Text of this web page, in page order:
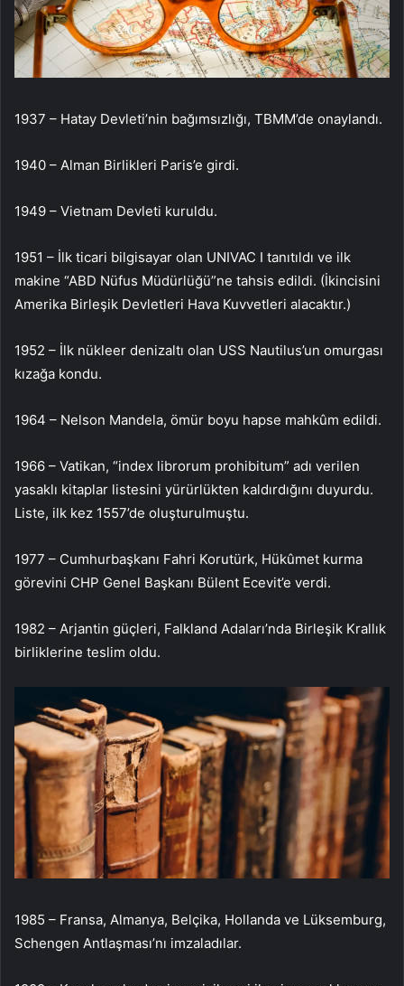
1937 – Hatay Devleti’nin bağımsızlığı, TBMM’de onaylandı.
1940 – Alman Birlikleri Paris’e girdi.
1949 – Vietnam Devleti kuruldu.
1951 – İlk ticari bilgisayar olan UNIVAC I tanıtıldı ve ilk
makine “ABD Nüfus Müdürlüğü”ne tahsis edildi. (İkincisini
Amerika Birleşik Devletleri Hava Kuvvetleri alacaktır.)
1952 – İlk nükleer denizaltı olan USS Nautilus’un omurgası
kızağa kondu.
1964 – Nelson Mandela, ömür boyu hapse mahkûm edildi.
1966 – Vatikan, “index librorum prohibitum” adı verilen
yasaklı kitaplar listesini yürürlükten kaldırdığını duyurdu.
Liste, ilk kez 1557’de oluşturulmuştu.
1977 – Cumhurbaşkanı Fahri Korutürk, Hükûmet kurma
görevini CHP Genel Başkanı Bülent Ecevit’e verdi.
1982 – Arjantin güçleri, Falkland Adaları’nda Birleşik Krallık
birliklerine teslim oldu.
1985 – Fransa, Almanya, Belçika, Hollanda ve Lüksemburg,
Schengen Antlaşması’nı imzaladılar.